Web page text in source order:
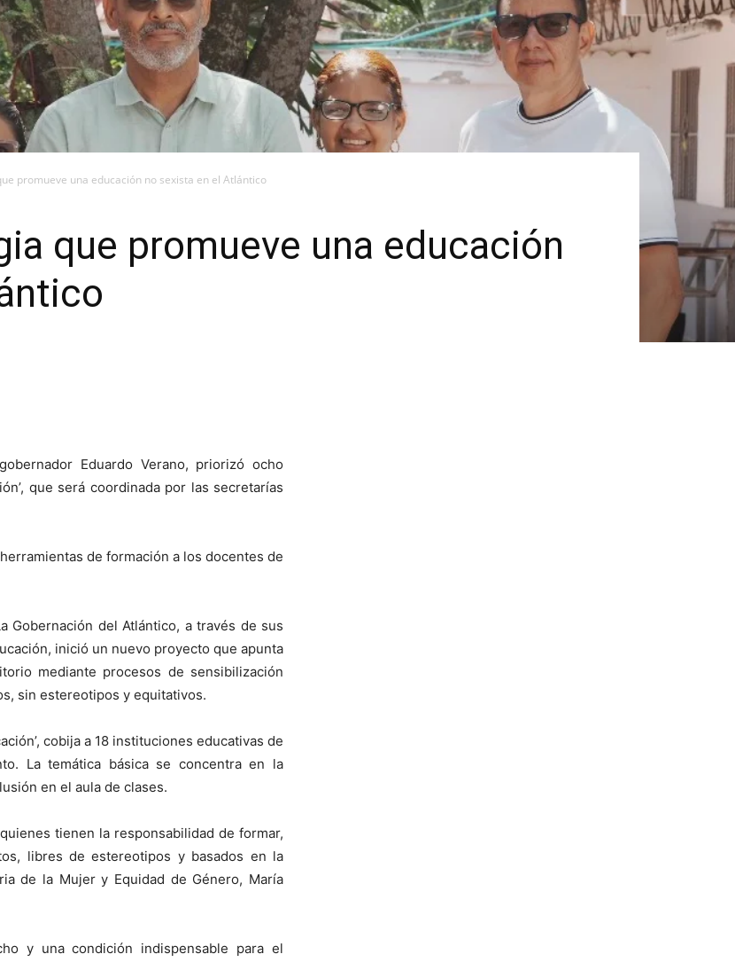
promueve una educación no sexista en el Atlántico
que promueve una educación
Eduardo Verano, priorizó ocho
que será coordinada por las secretarías
de formación a los docentes de
Gobernación del Atlántico, a través de sus
inició un nuevo proyecto que apunta
mediante procesos de sensibilización
sin estereotipos y equitativos.
cobija a 18 instituciones educativas de
La temática básica se concentra en la
en el aula de clases.
tienen la responsabilidad de formar,
libres de estereotipos y basados en la
de la Mujer y Equidad de Género, María
y una condición indispensable para el